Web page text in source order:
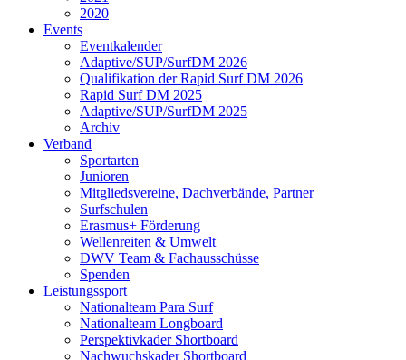
2020
Events
Eventkalender
Adaptive/SUP/SurfDM 2026
Qualifikation der Rapid Surf DM 2026
Rapid Surf DM 2025
Adaptive/SUP/SurfDM 2025
Archiv
Verband
Sportarten
Junioren
Mitgliedsvereine, Dachverbände, Partner
Surfschulen
Erasmus+ Förderung
Wellenreiten & Umwelt
DWV Team & Fachausschüsse
Spenden
Leistungssport
Nationalteam Para Surf
Nationalteam Longboard
Perspektivkader Shortboard
Nachwuchskader Shortboard